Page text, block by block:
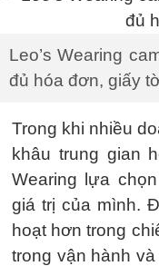
Leo’s Wearing
đủ hóa đơn, giấy
Trong khi nhiều
khâu trung gian
Wearing lựa
giá trị của mình.
hoạt hơn trong
trong vận hành